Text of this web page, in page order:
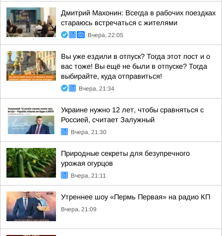
Дмитрий Махонин: Всегда в рабочих поездках
стараюсь встречаться с жителями
Вчера, 22:05
Вы уже ездили в отпуск? Тогда этот пост и о
вас тоже! Вы ещё не были в отпуске? Тогда
выбирайте, куда отправиться!
Вчера, 21:34
Украине нужно 12 лет, чтобы сравняться с
Россией, считает Залужный
Вчера, 21:30
Природные секреты для безупречного
урожая огурцов
Вчера, 21:11
Утреннее шоу «Пермь Первая» на радио КП
Вчера, 21:09